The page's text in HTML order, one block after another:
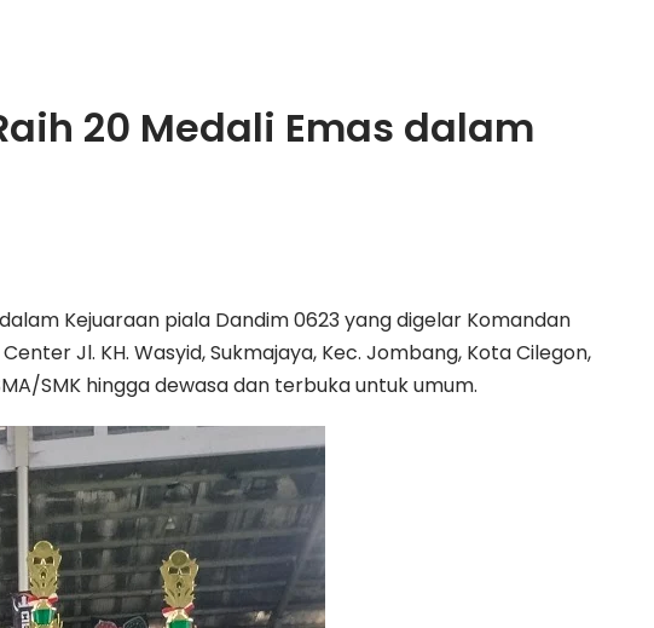
20 Medali Emas dalam
Kejuaraan piala Dandim 0623 yang digelar Komandan
Jl. KH. Wasyid, Sukmajaya, Kec. Jombang, Kota Cilegon,
SMK hingga dewasa dan terbuka untuk umum.